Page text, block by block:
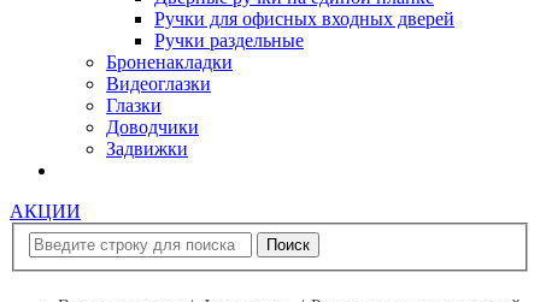
Ручки для офисных входных дверей
Ручки раздельные
Броненакладки
Видеоглазки
Глазки
Доводчики
Задвижки
АКЦИИ